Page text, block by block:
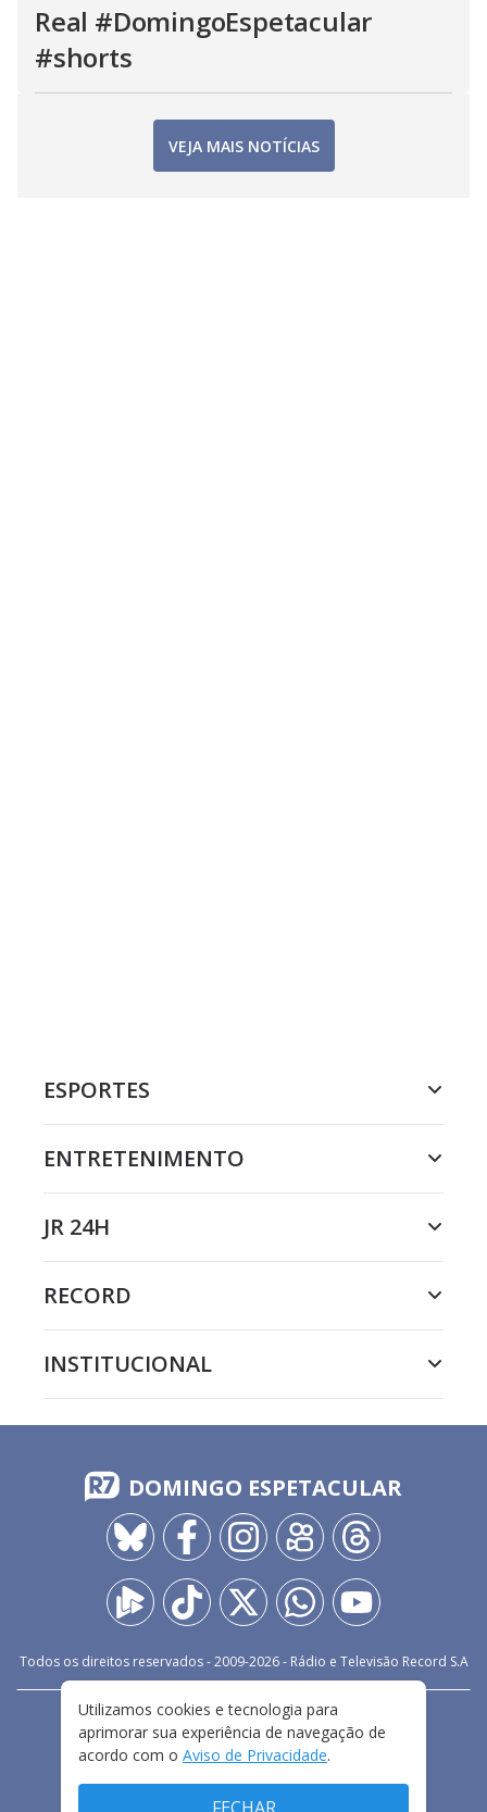
Real #DomingoEspetacular
#shorts
VEJA MAIS NOTÍCIAS
ESPORTES
ENTRETENIMENTO
JR 24H
RECORD
INSTITUCIONAL
DOMINGO ESPETACULAR
Todos os direitos reservados - 2009-2026- Rádio e Televisão Record S.A
FALE CONOSCO
PRIVACIDADE
TERMOS E CONDIÇÕES DE USO
Utilizamos cookies e tecnologia para
aprimorar sua experiência de navegação de
acordo com o Aviso de Privacidade.